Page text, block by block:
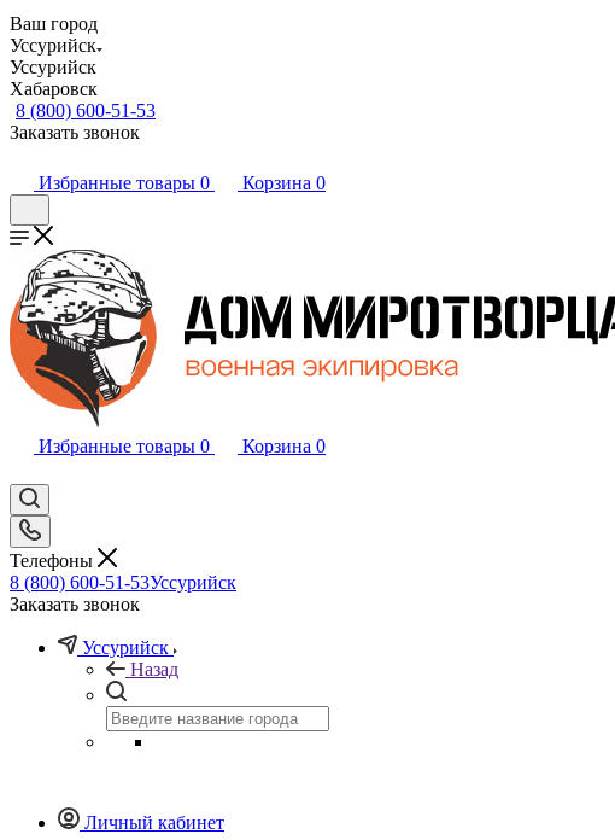
Ваш город
Уссурийск
Уссурийск
Хабаровск
8 (800) 600-51-53
Заказать звонок
Избранные товары 0 Корзина 0
Избранные товары 0 Корзина 0
Телефоны
8 (800) 600-51-53Уссурийск
Заказать звонок
Уссурийск
Назад
Личный кабинет